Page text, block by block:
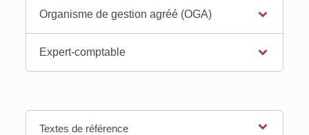
Organisme de gestion agréé (OGA)
Expert-comptable
Textes de référence